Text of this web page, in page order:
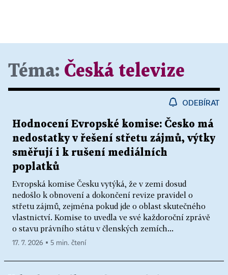
Téma: Česká televize
ODEBÍRAT
Hodnocení Evropské komise: Česko má
nedostatky v řešení střetu zájmů, výtky
směřují i k rušení mediálních
poplatků
Evropská komise Česku vytýká, že v zemi dosud
nedošlo k obnovení a dokončení revize pravidel o
střetu zájmů, zejména pokud jde o oblast skutečného
vlastnictví. Komise to uvedla ve své každoroční zprávě
o stavu právního státu v členských zemích...
17. 7. 2026 ▪ 5 min. čtení